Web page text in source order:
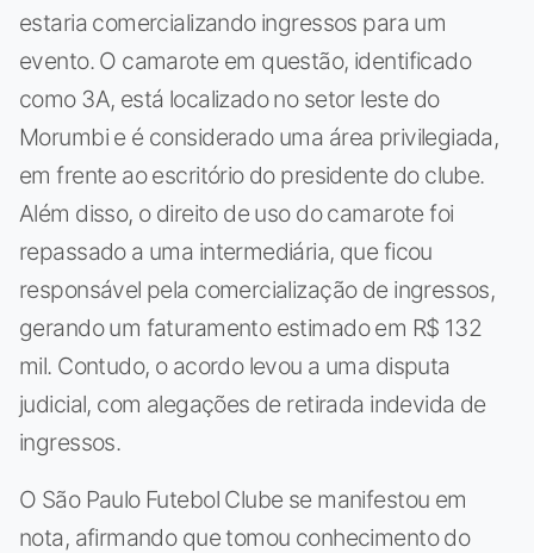
estaria comercializando ingressos para um
evento. O camarote em questão, identificado
como 3A, está localizado no setor leste do
Morumbi e é considerado uma área privilegiada,
em frente ao escritório do presidente do clube.
Além disso, o direito de uso do camarote foi
repassado a uma intermediária, que ficou
responsável pela comercialização de ingressos,
gerando um faturamento estimado em R$ 132
mil. Contudo, o acordo levou a uma disputa
judicial, com alegações de retirada indevida de
ingressos.
O São Paulo Futebol Clube se manifestou em
nota, afirmando que tomou conhecimento do